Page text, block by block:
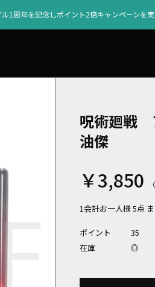
1周年を記念しポイント2倍キャンペーンを実
呪術廻戦
油傑
￥3,850
1会計お一人様 5点
ポイント
35
在庫
◎